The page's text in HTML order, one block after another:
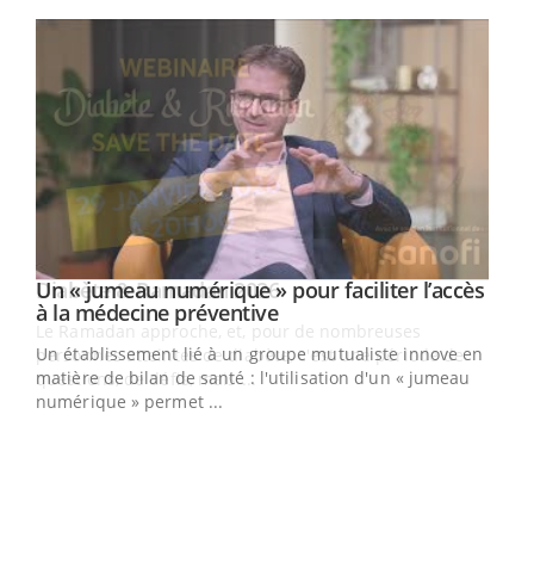
Youtube
Un « jumeau numérique » pour faciliter l’accès
à la médecine préventiveYoutube
Un établissement lié à un groupe mutualiste innove en
matière de bilan de santé : l'utilisation d'un « jumeau
numérique » permet ...